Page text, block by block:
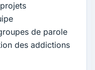
de parole
des addictions